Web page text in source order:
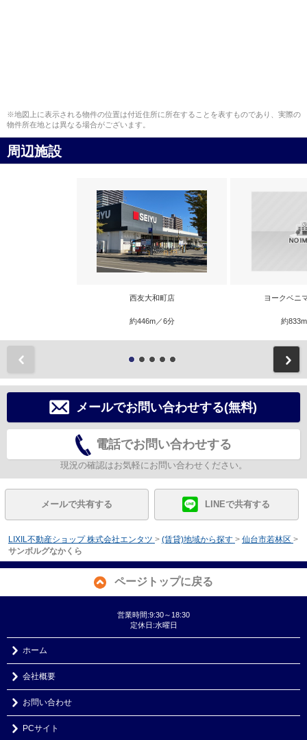
※地図上に表示される物件の位置は付近住所に所在することを表すものであり、実際の
物件所在地とは異なる場合がございます。
周辺施設
西友大和町店
約446m／6分
ヨークベニ
約
メールでお問い合わせする(無料)
電話でお問い合わせする
現況の確認はお気軽にお問い合わせください。
メールで共有する LINEで共有する
LIXIL不動産ショップ 株式会社エンタツ > (賃貸)地域から探す > 仙台市若林区 >
サンボルグなかくら
ページトップに戻る
営業時間:9:30～18:30
定休日:水曜日
ホーム
会社概要
お問い合わせ
PCサイト